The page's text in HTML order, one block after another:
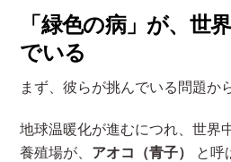
「緑色の病」が、世
でいる
まず、彼らが挑んでいる問題か
地球温暖化が進むにつれ、世界
養殖場が、 アオコ（青子）
と呼